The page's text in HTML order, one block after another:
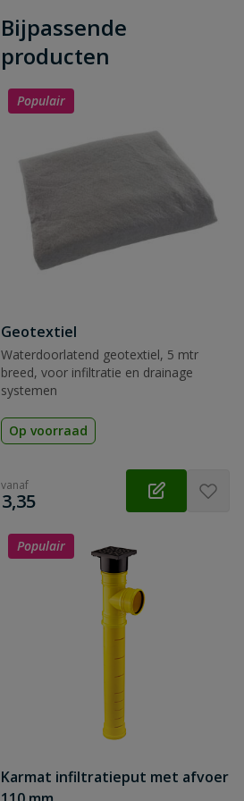
Bijpassende
producten
Populair
Geotextiel
Waterdoorlatend geotextiel, 5 mtr
breed, voor infiltratie en drainage
systemen
Op voorraad
vanaf
€
3,35
Populair
Karmat infiltratieput met afvoer